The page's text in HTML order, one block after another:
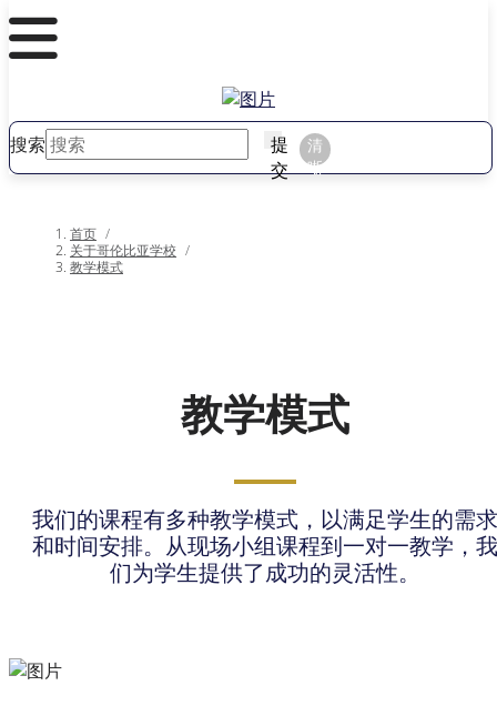
搜索
提
交
清
晰
首页 /
关于哥伦比亚学校 /
教学模式
教学模式
我们的课程有多种教学模式，以满足学生的需求
和时间安排。从现场小组课程到一对一教学，我
们为学生提供了成功的灵活性。